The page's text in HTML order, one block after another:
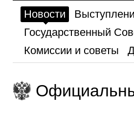
Новости
Государственный
Комиссии и советы